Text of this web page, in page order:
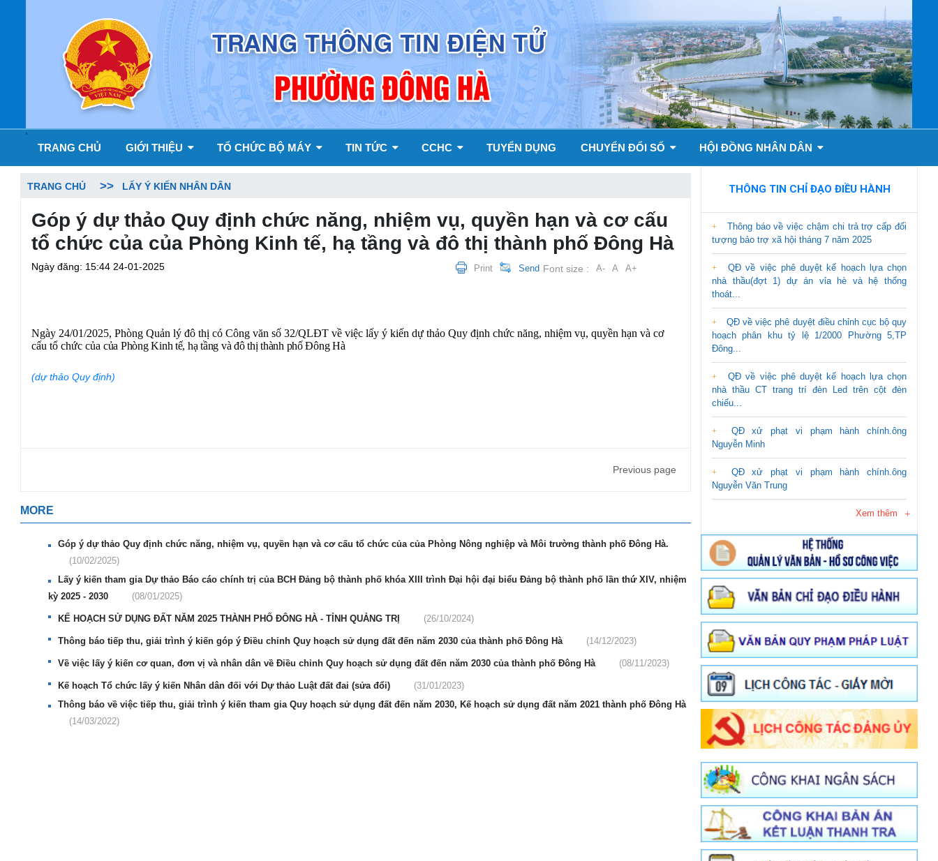
'
TRANG CHỦ GIỚI THIỆU TỔ CHỨC BỘ MÁY TIN TỨC CCHC TUYỂN DỤNG CHUYỂN ĐỔI SỐ HỘI ĐỒNG NHÂN DÂN
TRANG CHỦ LẤY Ý KIẾN NHÂN DÂN
Góp ý dự thảo Quy định chức năng, nhiệm vụ, quyền hạn và cơ cấu
tổ chức của của Phòng Kinh tế, hạ tầng và đô thị thành phố Đông Hà
Ngày đăng: 15:44 24-01-2025 Print Send Font size : A- A A+
Ngày 24/01/2025, Phòng Quản lý đô thị có Công văn số 32/QLĐT về việc lấy ý kiến dự thảo Quy định chức năng, nhiệm vụ, quyền hạn và cơ
cấu tổ chức của của Phòng Kinh tế, hạ tầng vàđô thị thành phố Đông Hà
(dự thảo Quy định)
Previous page
MORE
Góp ý dự thảo Quy định chức năng, nhiệm vụ, quyền hạn và cơ cấu tổ chức của của Phòng Nông nghiệp và Môi trường thành phố Đông Hà.
(10/02/2025)
Lấy ý kiến tham gia Dự thảo Báo cáo chính trị của BCH Đảng bộ thành phố khóa XIII trình Đại hội đại biểu Đảng bộ thành phố lần thứ XIV, nhiệm
kỳ 2025 - 2030
(08/01/2025)
KẾ HOẠCH SỬ DỤNG ĐẤT NĂM 2025 THÀNH PHỐ ĐÔNG HÀ - TỈNH QUẢNG TRỊ (26/10/2024)
Thông báo tiếp thu, giải trình ý kiến góp ý Điều chỉnh Quy hoạch sử dụng đất đến năm 2030 của thành phố Đông Hà (14/12/2023)
Về việc lấy ý kiến cơ quan, đơn vị và nhân dân về Điều chỉnh Quy hoạch sử dụng đất đến năm 2030 của thành phố Đông Hà (08/11/2023)
Kế hoạch Tổ chức lấy ý kiến Nhân dân đối với Dự thảo Luật đất đai (sửa đổi)
(31/01/2023)
Thông báo về việc tiếp thu, giải trình ý kiến tham gia Quy hoạch sử dụng đất đến năm 2030, Kế hoạch sử dụng đất năm 2021 thành phố Đông Hà
(14/03/2022)
THÔNG TIN CHỈ ĐẠO ĐIỀU HÀNH
Thông báo về việc chậm chi trả trợ cấp đối
tượng bảo trợ xã hội tháng 7 năm 2025
QĐ về việc phê duyệt kế hoạch lựa chọn
nhà thầu(đợt 1) dự án vỉa hè và hệ thống
thoát...
QĐ về việc phê duyệt điều chỉnh cục bộ quy
hoạch phân khu tỷ lệ 1/2000 Phường 5,TP
Đông...
QĐ về việc phê duyệt kế hoạch lựa chọn
nhà thầu CT trang trí đèn Led trên cột đèn
chiếu...
QĐ xử phạt vi phạm hành chính.ông
Nguyễn Minh
QĐ xử phạt vi phạm hành chính.ông
Nguyễn Văn Trung
Xem thêm